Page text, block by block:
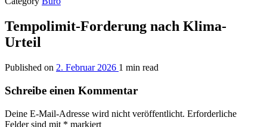
Tempolimit-Forderung nach Klima-
Urteil
Published on 2. Februar 2026 1 min read
Schreibe einen Kommentar
Deine E-Mail-Adresse wird nicht veröffentlicht. Erforderliche
Felder sind mit * markiert